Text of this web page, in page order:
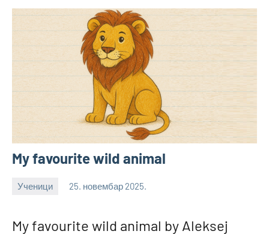
My favourite wild animal
Ученици 25. новембар 2025.
bstankovic
My favourite wild animal by Aleksej